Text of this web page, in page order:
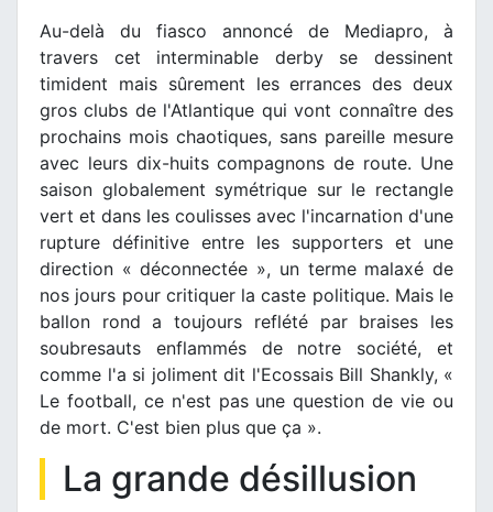
Au-delà du fiasco annoncé de Mediapro, à
travers cet interminable derby se dessinent
timident mais sûrement les errances des deux
gros clubs de l'Atlantique qui vont connaître des
prochains mois chaotiques, sans pareille mesure
avec leurs dix-huits compagnons de route. Une
saison globalement symétrique sur le rectangle
vert et dans les coulisses avec l'incarnation d'une
rupture définitive entre les supporters et une
direction « déconnectée », un terme malaxé de
nos jours pour critiquer la caste politique. Mais le
ballon rond a toujours reflété par braises les
soubresauts enflammés de notre société, et
comme l'a si joliment dit l'Ecossais Bill Shankly, «
Le football, ce n'est pas une question de vie ou
de mort. C'est bien plus que ça ».
La grande désillusion